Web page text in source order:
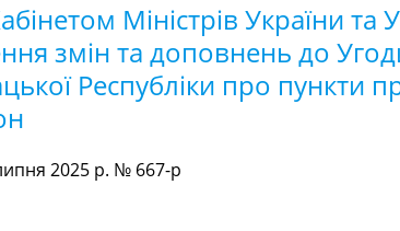
Міністрів України та
змін та доповнень до
Республіки про пункти
2025 р. № 667-р